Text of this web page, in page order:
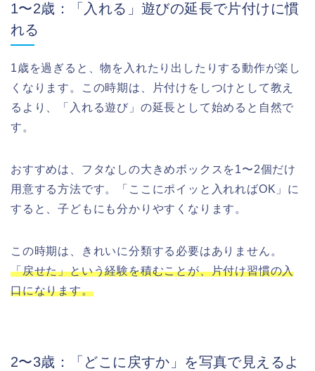
1〜2歳：「入れる」遊びの延長で片付けに慣
れる
1歳を過ぎると、物を入れたり出したりする動作が楽し
くなります。この時期は、片付けをしつけとして教え
るより、「入れる遊び」の延長として始めると自然で
す。
おすすめは、フタなしの大きめボックスを1〜2個だけ
用意する方法です。「ここにポイッと入れればOK」に
すると、子どもにも分かりやすくなります。
この時期は、きれいに分類する必要はありません。
「戻せた」という経験を積むことが、片付け習慣の入
口になります。
2〜3歳：「どこに戻すか」を写真で見えるよ